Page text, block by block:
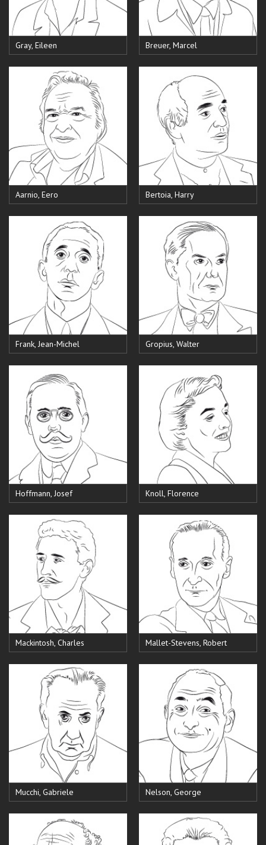
Gray, Eileen Breuer, Marcel
Aarnio, Eero Bertoia, Harry
Frank, Jean-Michel Gropius, Walter
Hoffmann, Josef Knoll, Florence
Mackintosh, Charles Mallet-Stevens, Robert
Mucchi, Gabriele Nelson, George